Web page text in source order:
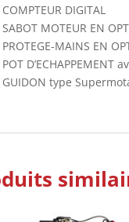
COMPTEUR DIGITAL
SABOT MOTEUR EN
PROTEGE-MAINS EN
POT D’ECHAPPEMENT
GUIDON type